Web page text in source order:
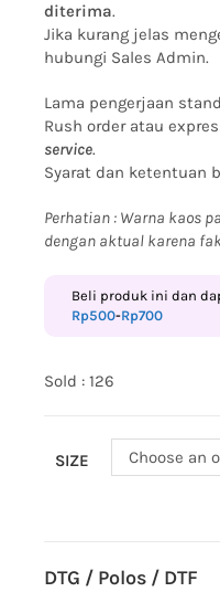
diterima.
Jika kurang jelas
hubungi Sales Admin.
Lama pengerjaan
Rush order atau
service.
Syarat dan ketentuan
Perhatian : Warna kaos
dengan aktual karena
Beli produk ini dan
Rp500-Rp700
Sold : 126
SIZE Choose an
DTG / Polos / DTF